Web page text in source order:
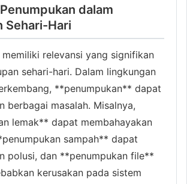
dalam
Sehari-Hari
memiliki relevansi yang signifikan
sehari-hari. Dalam lingkungan
**penumpukan** dapat
berbagai masalah. Misalnya,
lemak** dapat membahayakan
sampah** dapat
polusi, dan **penumpukan file**
kerusakan pada sistem